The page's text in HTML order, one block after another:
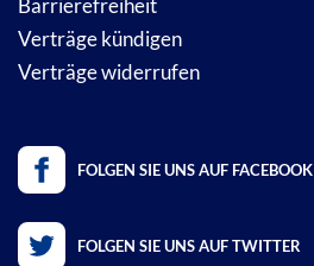
Barrierefreiheit
Verträge kündigen
Verträge widerrufen
FOLGEN SIE UNS AUF FACEBOOK
FOLGEN SIE UNS AUF TWITTER